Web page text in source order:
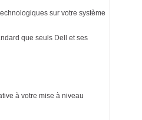
sur votre système
que seuls Dell et ses
à votre mise à niveau